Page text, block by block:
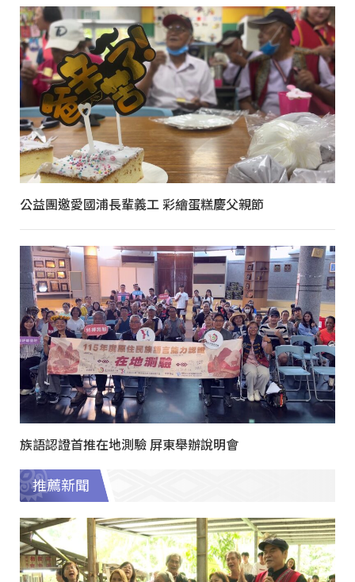
公益團邀愛國浦長輩義工 彩繪蛋糕慶父親節
族語認證首推在地測驗 屏東舉辦說明會
推薦新聞